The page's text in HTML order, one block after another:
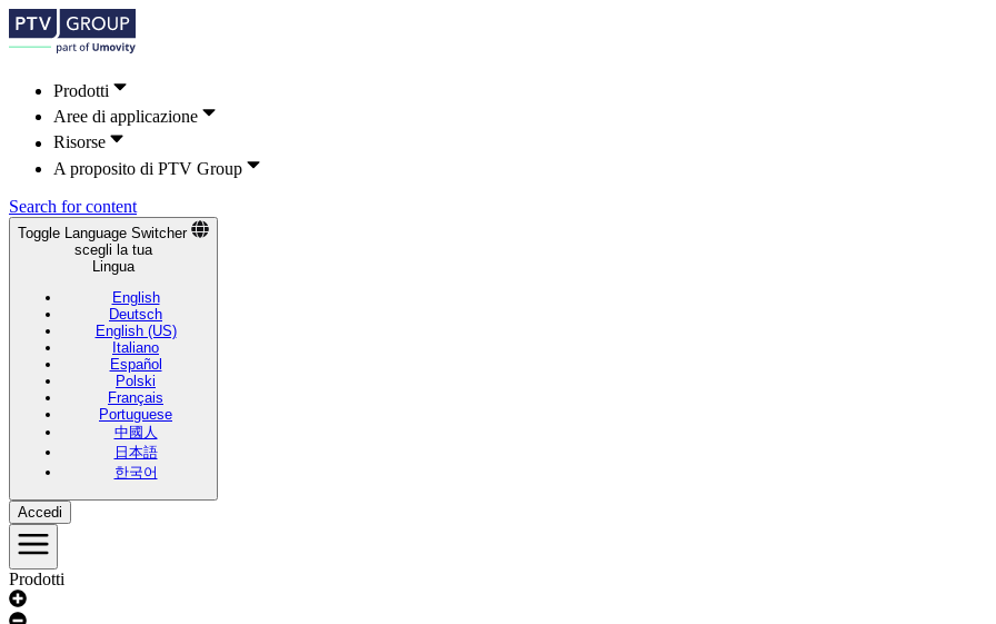
Prodotti
Aree di applicazione
Risorse
A proposito di PTV Group
Search for content
Toggle Language Switcher
scegli la tua
Lingua
English
Deutsch
English (US)
Italiano
Español
Polski
Français
Portuguese
中國人
日本語
한국어
Accedi
Prodotti